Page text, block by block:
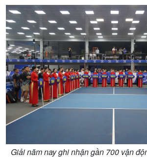
Giải năm nay ghi nhận gần 700 vận